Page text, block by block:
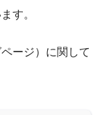
す。
ージ）に関して